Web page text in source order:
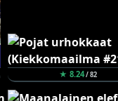
★ 8.24/ 82